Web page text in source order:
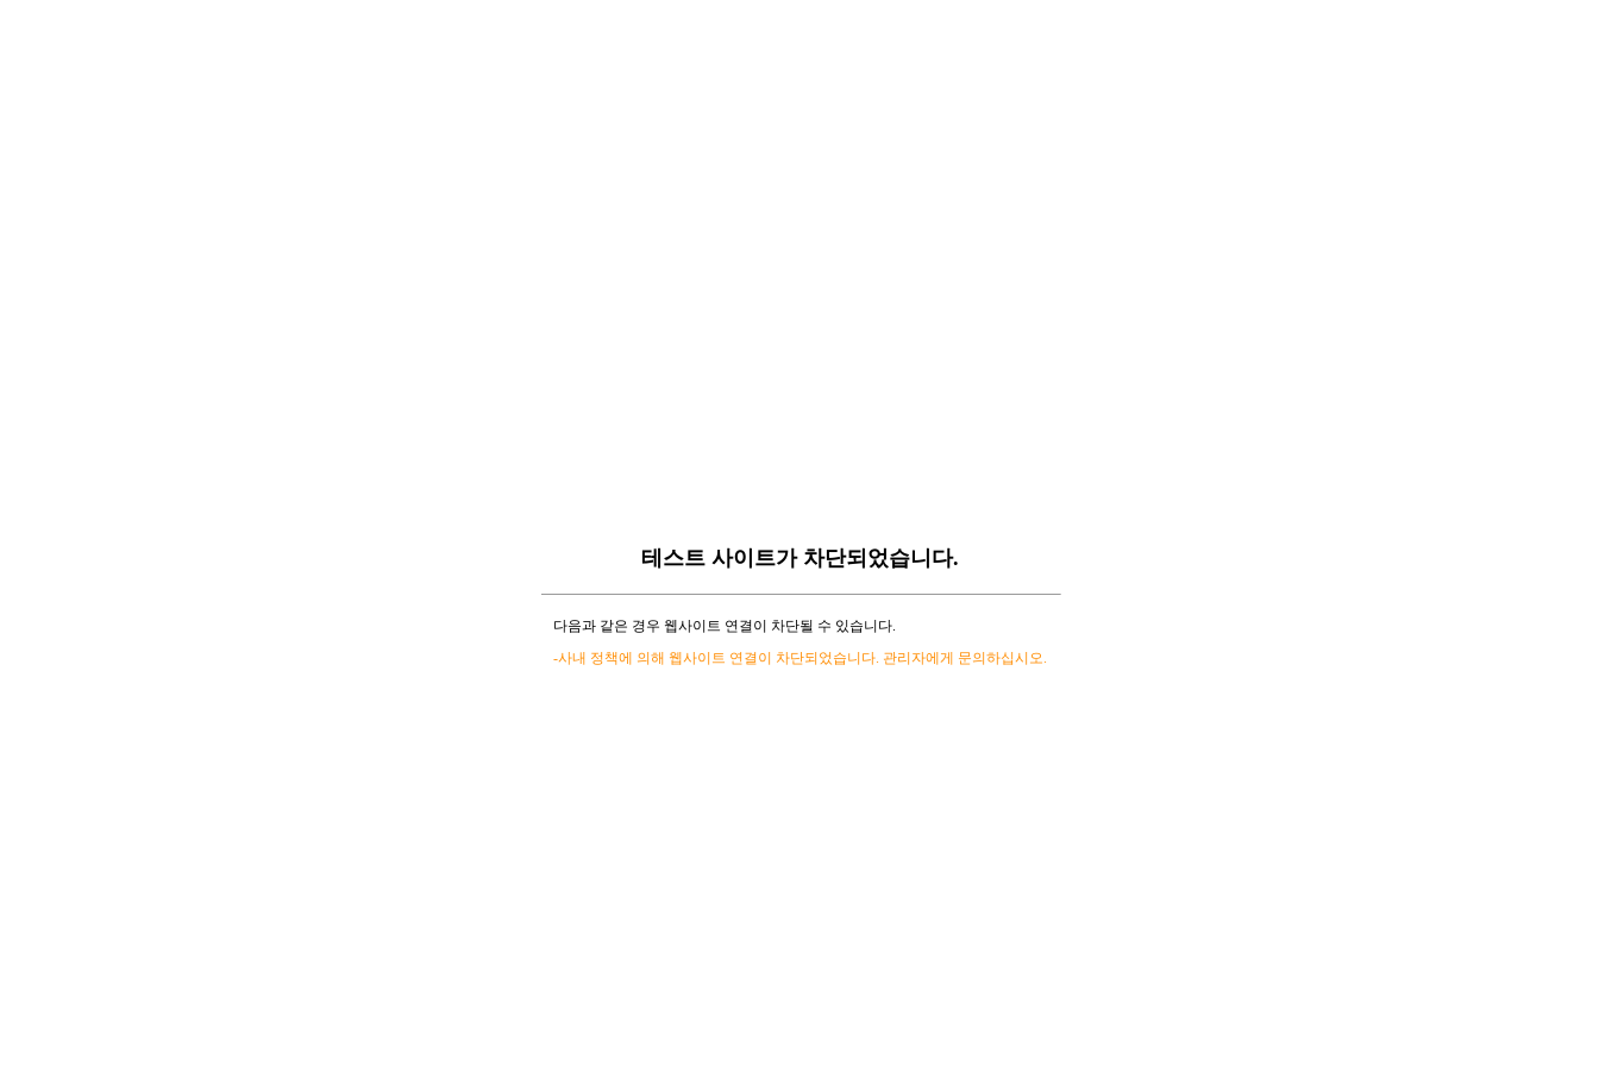
테스트 사이트가 차단되었습니다.
다음과 같은 경우 웹사이트 연결이 차단될 수 있습니다.
-사내 정책에 의해 웹사이트 연결이 차단되었습니다. 관리자에게 문의하십시오.